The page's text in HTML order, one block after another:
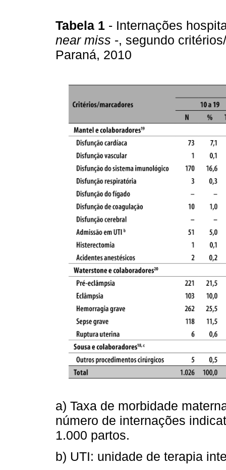
Tabela 1 - Internações
near miss -, segundo
Paraná, 2010
a) Taxa de morbidade
número de internações
1.000 partos.
b) UTI: unidade de terapia